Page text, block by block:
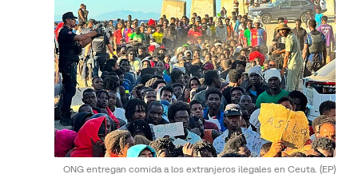
ONG entregan comida a los extranjeros ilegales en Ceuta. (EP)